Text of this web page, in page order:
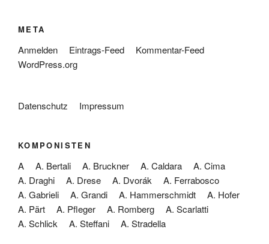
META
Anmelden Eintrags-Feed
Kommentar-Feed
WordPress.org
Datenschutz Impressum
KOMPONISTEN
A A. Bertali A. Bruckner A. Caldara
A. Cima
A. Draghi
A. Drese A. Dvorák
A. Ferrabosco
A. Gabrieli
A. Grandi A. Hammerschmidt
A. Hofer
A. Pärt
A. Pfleger A. Romberg
A. Scarlatti
A. Schlick
A. Steffani A. Stradella